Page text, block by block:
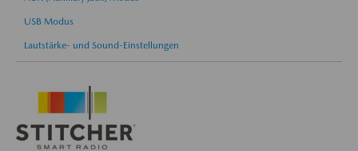
USB Modus
Lautstärke- und Sound-Einstellungen